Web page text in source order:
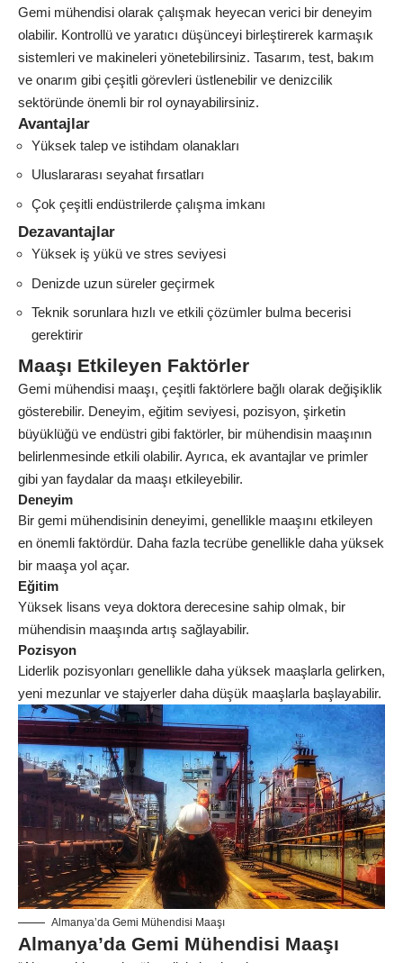
Gemi mühendisi olarak çalışmak heyecan verici bir deneyim
olabilir. Kontrollü ve yaratıcı düşünceyi birleştirerek karmaşık
sistemleri ve makineleri yönetebilirsiniz. Tasarım, test, bakım
ve onarım gibi çeşitli görevleri üstlenebilir ve denizcilik
sektöründe önemli bir rol oynayabilirsiniz.
Avantajlar
Yüksek talep ve istihdam olanakları
Uluslararası seyahat fırsatları
Çok çeşitli endüstrilerde çalışma imkanı
Dezavantajlar
Yüksek iş yükü ve stres seviyesi
Denizde uzun süreler geçirmek
Teknik sorunlara hızlı ve etkili çözümler bulma becerisi
gerektirir
Maaşı Etkileyen Faktörler
Gemi mühendisi maaşı, çeşitli faktörlere bağlı olarak değişiklik
gösterebilir. Deneyim, eğitim seviyesi, pozisyon, şirketin
büyüklüğü ve endüstri gibi faktörler, bir mühendisin maaşının
belirlenmesinde etkili olabilir. Ayrıca, ek avantajlar ve primler
gibi yan faydalar da maaşı etkileyebilir.
Deneyim
Bir gemi mühendisinin deneyimi, genellikle maaşını etkileyen
en önemli faktördür. Daha fazla tecrübe genellikle daha yüksek
bir maaşa yol açar.
Eğitim
Yüksek lisans veya doktora derecesine sahip olmak, bir
mühendisin maaşında artış sağlayabilir.
Pozisyon
Liderlik pozisyonları genellikle daha yüksek maaşlarla gelirken,
yeni mezunlar ve stajyerler daha düşük maaşlarla başlayabilir.
Almanya’da Gemi Mühendisi Maaşı
Almanya’da Gemi Mühendisi Maaşı